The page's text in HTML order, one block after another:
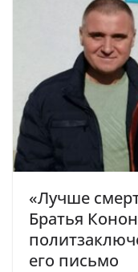
«Лучше
Братья
его письмо